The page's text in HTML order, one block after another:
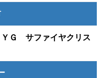
Ｇ サファイヤクリス